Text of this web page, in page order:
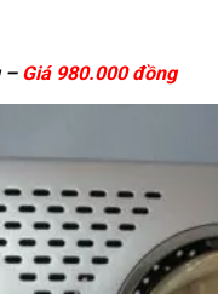
–Giá 980.000 đồng